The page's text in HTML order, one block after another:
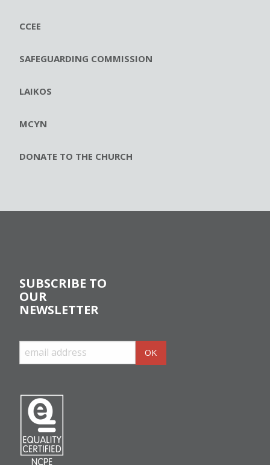
CCEE
SAFEGUARDING COMMISSION
LAIKOS
MCYN
DONATE TO THE CHURCH
SUBSCRIBE TO
OUR
NEWSLETTER